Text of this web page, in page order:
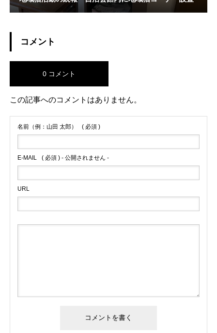
コメント
0 コメント
この記事へのコメントはありません。
名前（例：山田 太郎） ( 必須 )
E-MAIL ( 必須 ) - 公開されません -
URL